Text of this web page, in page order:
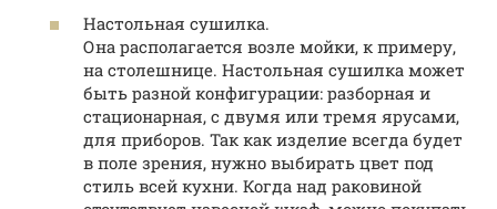
Настольная сушилка.
Она располагается возле мойки, к примеру,
на столешнице. Настольная сушилка может
быть разной конфигурации: разборная и
стационарная, с двумя или тремя ярусами,
для приборов. Так как изделие всегда будет
в поле зрения, нужно выбирать цвет под
стиль всей кухни. Когда над раковиной